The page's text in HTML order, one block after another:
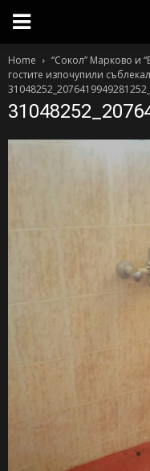
Home
“Сокол” Марково и
гостите изпочупили